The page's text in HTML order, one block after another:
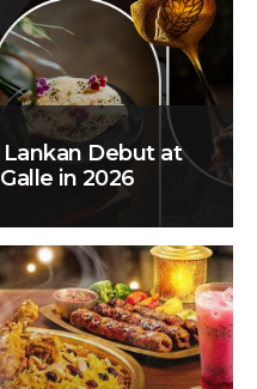
Lankan Debut at
in 2026